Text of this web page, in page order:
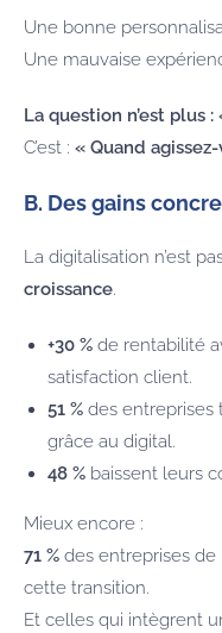
Une bonne
Une mauvaise
La question n’est plus
C’est : « Quand
B. Des gains
La digitalisation n’est
croissance.
+30 % de rentabilité
satisfaction client.
51 % des entreprises
grâce au digital.
48 % baissent leurs
Mieux encore :
71 % des entreprises
cette transition.
Et celles qui intègrent